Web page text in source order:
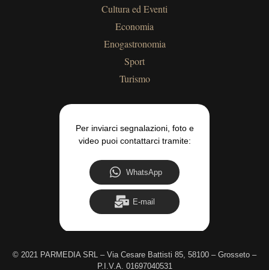
Cultura ed Eventi
Economia
Enogastronomia
Sport
Turismo
Per inviarci segnalazioni, foto e
video puoi contattarci tramite:
WhatsApp
E-mail
© 2021 PARMEDIA SRL – Via Cesare Battisti 85, 58100 – Grosseto –
P.I.V.A. 01697040531